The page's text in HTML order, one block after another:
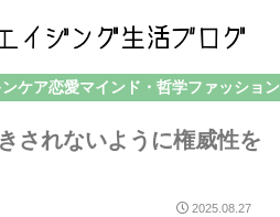
ンケア恋愛マインド・哲学ファッション
されないように権威性を
2025.08.27